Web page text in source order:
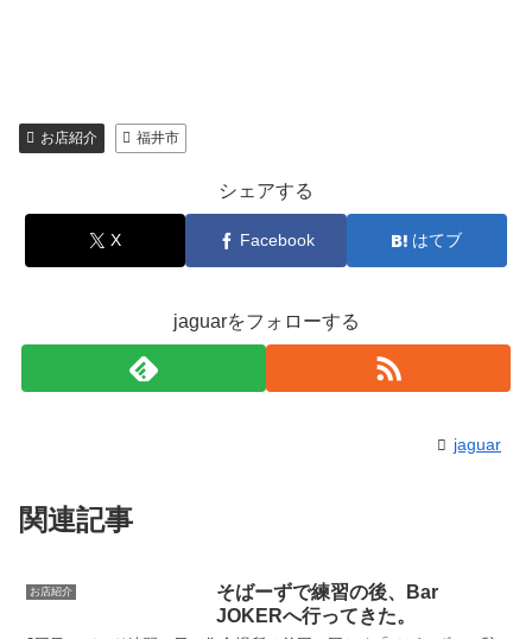
お店紹介 福井市
シェアする
X Facebook はてブ
jaguarをフォローする
jaguar
関連記事
お店紹介
そばーずで練習の後、Bar
JOKERへ行ってきた。